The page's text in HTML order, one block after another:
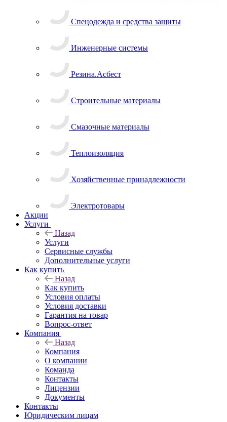
Спецодежда и средства защиты
Инженерные системы
Резина.Асбест
Строительные материалы
Смазочные материалы
Теплоизоляция
Хозяйственные принадлежности
Электротовары
Акции
Услуги
Назад
Услуги
Сервисные службы
Дополнительные услуги
Как купить
Назад
Как купить
Условия оплаты
Условия доставки
Гарантия на товар
Вопрос-ответ
Компания
Назад
Компания
О компании
Команда
Контакты
Лицензии
Документы
Контакты
Юридическим лицам